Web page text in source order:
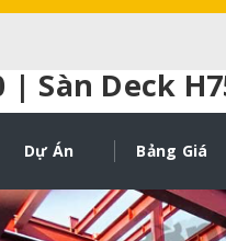
Sàn Deck
Bảng Giá
Dự Án